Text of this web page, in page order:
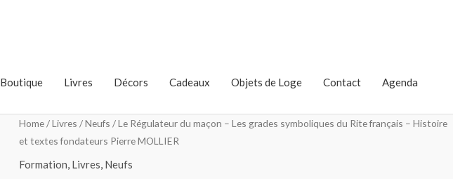
Boutique Livres Décors Cadeaux Objets de Loge Contact Agenda
Home/Livres /Neufs / Le Régulateur du maçon – Les grades symboliques du Rite français – Histoire
et textes fondateurs Pierre MOLLIER
Formation, Livres, Neufs